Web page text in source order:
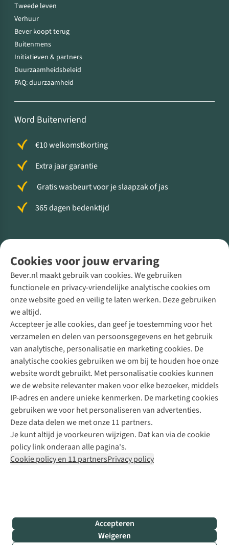
Cookies voor jouw ervaring
Bever.nl maakt gebruik van cookies. We gebruiken
functionele en privacy-vriendelijke analytische cookies om
onze website goed en veilig te laten werken. Deze gebruiken
we altijd.
Accepteer je alle cookies, dan geef je toestemming voor het
verzamelen en delen van persoonsgegevens en het gebruik
van analytische, personalisatie en marketing cookies. De
analytische cookies gebruiken we om bij te houden hoe onze
website wordt gebruikt. Met personalisatie cookies kunnen
we de website relevanter maken voor elke bezoeker, middels
IP-adres en andere unieke kenmerken. De marketing cookies
gebruiken we voor het personaliseren van advertenties.
Deze data delen we met onze 11 partners.
Je kunt altijd je voorkeuren wijzigen. Dat kan via de cookie
policy link onderaan alle pagina's.
Cookie policy en 11 partnersPrivacy policy
Accepteren
Weigeren
Tweede leven
Verhuur
Bever koopt terug
Buitenmens
Initiatieven & partners
Duurzaamheidsbeleid
FAQ: duurzaamheid
Word Buitenvriend
€10 welkomstkorting
Extra jaar garantie
Gratis wasbeurt voor je slaapzak of jas
365 dagen bedenktijd
Direct advies van een Buitenexpert
+31 (0)85 888 50 88
+31 6 12 28 49 80
Contactformulier
Bever
B.V.